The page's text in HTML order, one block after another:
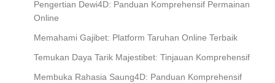
Pengertian Dewi4D: Panduan Komprehensif Permainan
Online
Memahami Gajibet: Platform Taruhan Online Terbaik
Temukan Daya Tarik Majestibet: Tinjauan Komprehensif
Membuka Rahasia Saung4D: Panduan Komprehensif